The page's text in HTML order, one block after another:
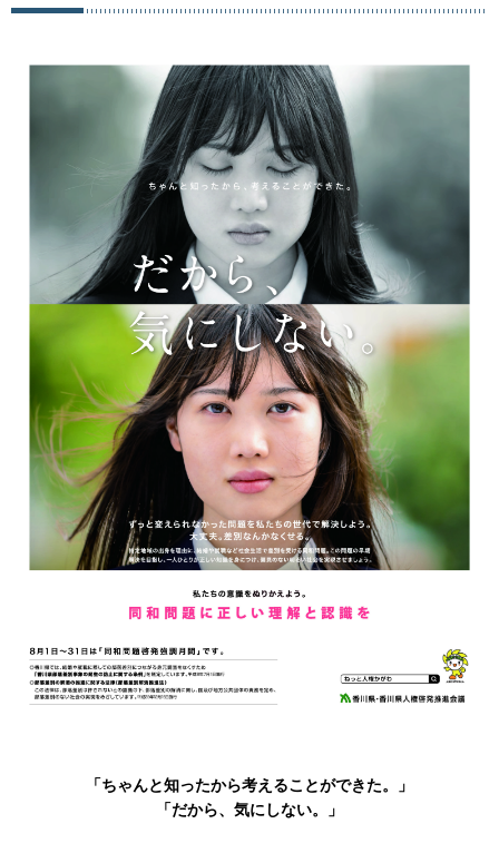
「ちゃんと知ったから考えることができた。」
「だから、気にしない。」